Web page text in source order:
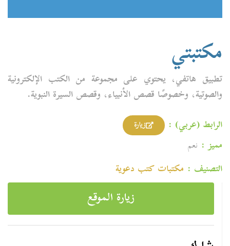
مكتبتي
تطبيق هاتفي، يحتوي على مجموعة من الكتب الإلكترونية
والصوتية، وخصوصًا قصص الأنبياء، وقصص السيرة النبوية.
الرابط (عربي) :
زيارة
مميز : نعم
التصنيف : مكتبات كتب دعوية
زيارة الموقع